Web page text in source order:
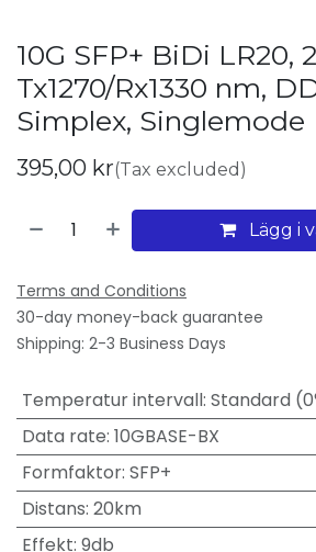
10G SFP+ BiDi LR20,
Tx1270/Rx1330 nm,
Simplex, Singlemode
395,00 kr(Tax excluded)
Lägg i
Terms and Conditions
30-day money-back guarantee
Shipping: 2-3 Business Days
Temperatur intervall: Standard
Data rate: 10GBASE-BX
Formfaktor: SFP+
Distans: 20km
Effekt: 9db